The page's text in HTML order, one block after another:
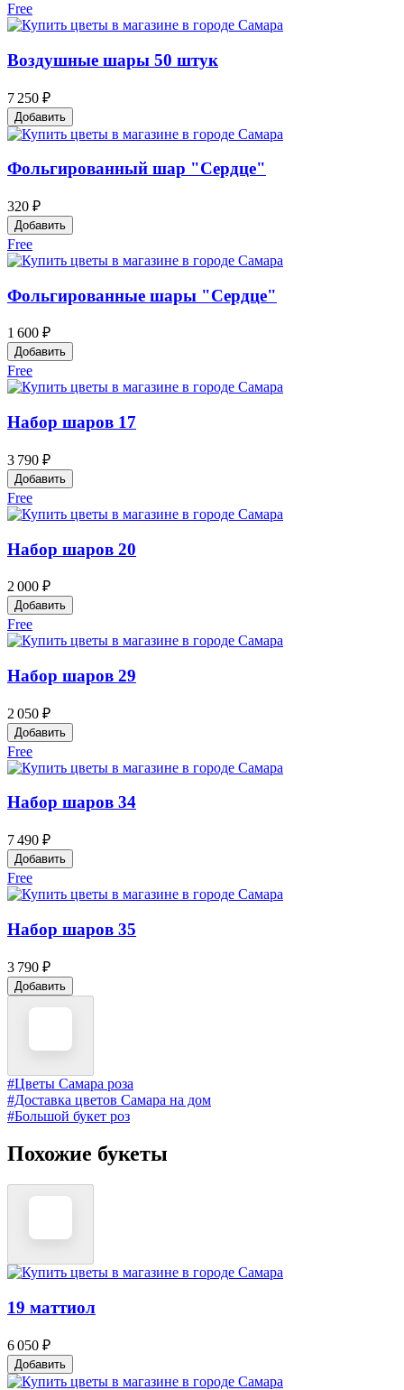
Free
Воздушные шары 50 штук
7 250 ₽
Добавить
Фольгированный шар "Сердце"
320 ₽
Добавить
Free
Фольгированные шары "Сердце"
1 600 ₽
Добавить
Free
Набор шаров 17
3 790 ₽
Добавить
Free
Набор шаров 20
2 000 ₽
Добавить
Free
Набор шаров 29
2 050 ₽
Добавить
Free
Набор шаров 34
7 490 ₽
Добавить
Free
Набор шаров 35
3 790 ₽
Добавить
#Цветы Самара роза
#Доставка цветов Самара на дом
#Большой букет роз
Похожие букеты
19 маттиол
6 050 ₽
Добавить